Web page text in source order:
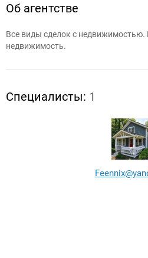
Об агентстве
Все виды сделок с недвижимостью.
недвижимость.
Специалисты: 1